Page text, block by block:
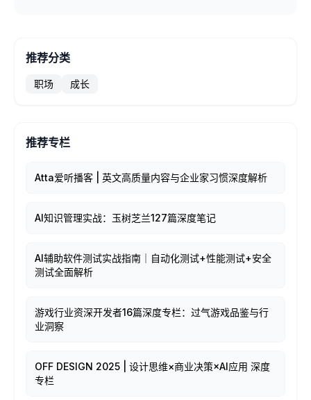
推荐分类
职场 成长
推荐专栏
Atta爱听播客 | 英文高质量内容与企业家习惯深度解析
AI知识管理实战：玉树芝兰127篇深度笔记
AI辅助软件测试实战指南｜自动化测试+性能测试+安全
测试全面解析
游戏行业资深开发者16篇深度专栏：过气游戏品鉴与行
业洞察
OFF DESIGN 2025 | 设计思维×商业决策×AI应用 深度
专栏